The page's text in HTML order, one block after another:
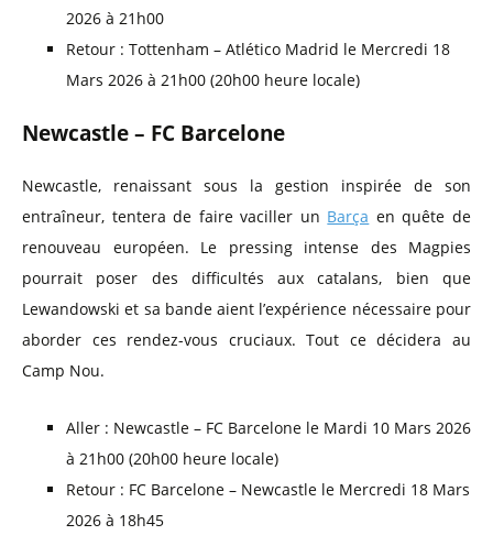
2026 à 21h00
Retour : Tottenham – Atlético Madrid le Mercredi 18
Mars 2026 à 21h00 (20h00 heure locale)
Newcastle – FC Barcelone
Newcastle, renaissant sous la gestion inspirée de son
entraîneur, tentera de faire vaciller un Barça en quête de
renouveau européen. Le pressing intense des Magpies
pourrait poser des difficultés aux catalans, bien que
Lewandowski et sa bande aient l’expérience nécessaire pour
aborder ces rendez-vous cruciaux. Tout ce décidera au
Camp Nou.
Aller : Newcastle – FC Barcelone le Mardi 10 Mars 2026
à 21h00 (20h00 heure locale)
Retour : FC Barcelone – Newcastle le Mercredi 18 Mars
2026 à 18h45